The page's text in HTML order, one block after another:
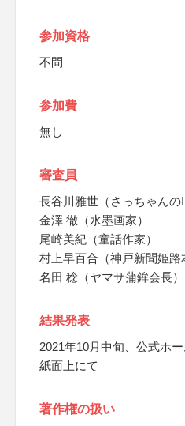
参加資格
不問
参加費
無し
審査員
長谷川雅世（さっちゃんの
金澤 徹（水墨画家）
尾崎美紀（童話作家）
村上早百合（神戸新聞姫路
名田 稔（ヤマサ蒲鉾会長）
結果発表
2021年10月中旬、公式ホ
紙面上にて
著作権の扱い